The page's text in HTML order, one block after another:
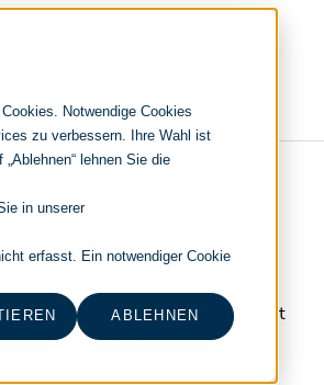
Notwendige Cookies
zu verbessern. Ihre Wahl ist
lehnen Sie die
in unserer
erfasst. Ein notwendiger Cookie
ABLEHNEN
IT Transformation
IT Outsourcing
Merger und Acquisition
Effizienz und Wirtschaftlichkeit
IT-Modernisierung und Cloud